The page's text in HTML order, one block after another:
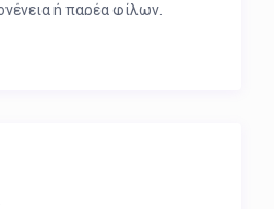
ή παρέα φίλων.
βρίσκεστε στο
θα βρείτε την πλήρως